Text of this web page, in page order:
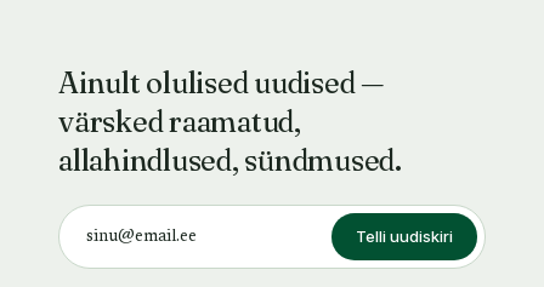
Ainult olulised uudised —
värsked raamatud,
allahindlused, sündmused.
Telli uudiskiri